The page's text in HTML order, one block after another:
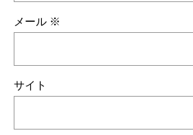
メール ※
サイト